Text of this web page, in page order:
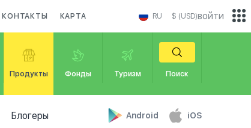
КОНТАКТЫ КАРТА RU $ (USD)
Продукты Фонды Туризм Поиск
Блогеры Android iOS
войти